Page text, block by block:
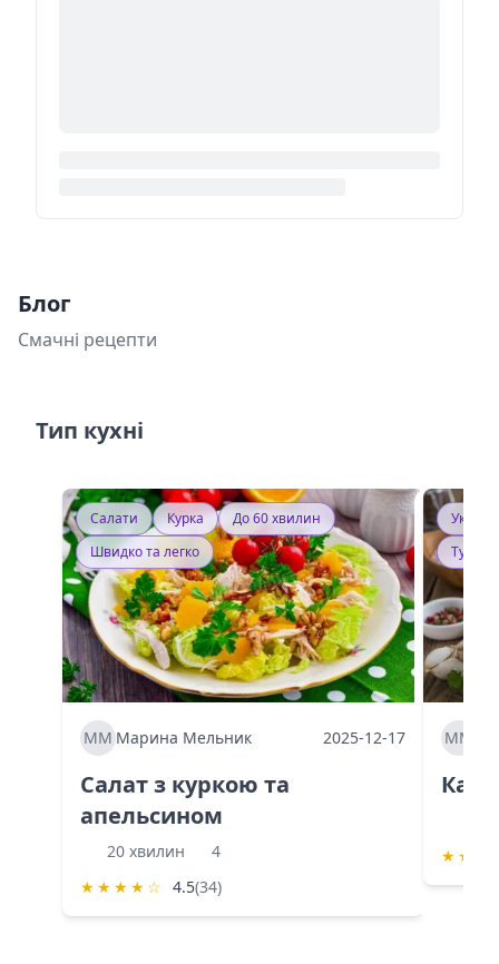
Блог
Смачні рецепти
Тип кухні
Салати Курка
До 60 хвилин
Швидко та легко
ММ Марина Мельник 2025-12-17
Салат з куркою та
апельсином
20 хвилин
4
★ ★ ★ ★ ☆ 4.5(34)
ММ
★ ★